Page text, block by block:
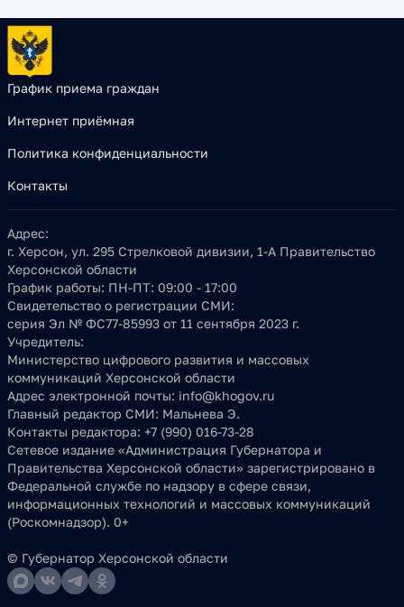
График приема граждан
Интернет приёмная
Политика конфиденциальности
Контакты
Адрес:
г. Херсон, ул. 295 Стрелковой дивизии, 1-А Правительство
Херсонской области
График работы: ПН-ПТ: 09:00 - 17:00
Свидетельство о регистрации СМИ:
серия Эл № ФС77-85993 от 11 сентября 2023 г.
Учредитель:
Министерство цифрового развития и массовых
коммуникаций Херсонской области
Адрес электронной почты: info@khogov.ru
Главный редактор СМИ: Мальнева Э.
Контакты редактора: +7 (990) 016-73-28
Сетевое издание «Администрация Губернатора и
Правительства Херсонской области» зарегистрировано в
Федеральной службе по надзору в сфере связи,
информационных технологий и массовых коммуникаций
(Роскомнадзор). 0+
© Губернатор Херсонской области